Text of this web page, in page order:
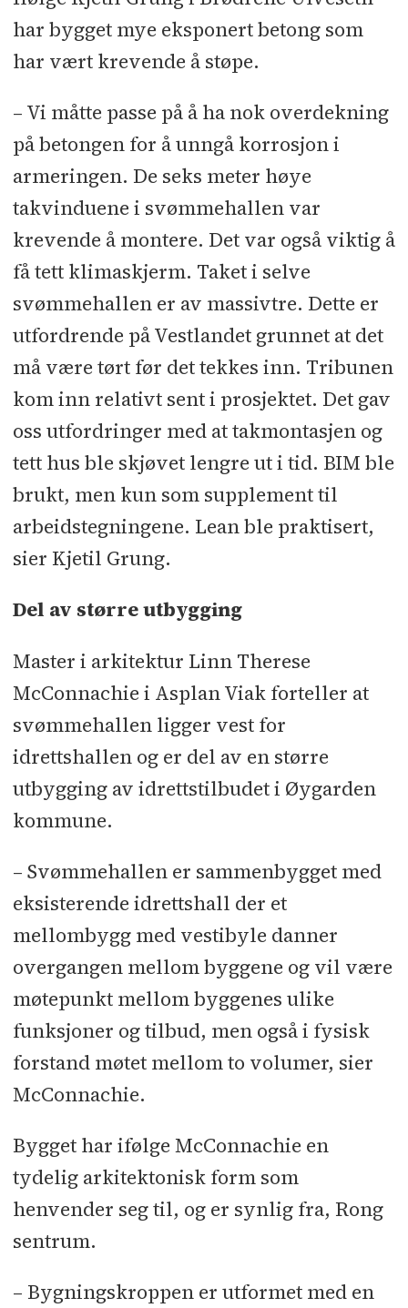
har bygget mye eksponert betong som
har vært krevende å støpe.
– Vi måtte passe på å ha nok overdekning
på betongen for å unngå korrosjon i
armeringen. De seks meter høye
takvinduene i svømmehallen var
krevende å montere. Det var også viktig å
få tett klimaskjerm. Taket i selve
svømmehallen er av massivtre. Dette er
utfordrende på Vestlandet grunnet at det
må være tørt før det tekkes inn. Tribunen
kom inn relativt sent i prosjektet. Det gav
oss utfordringer med at takmontasjen og
tett hus ble skjøvet lengre ut i tid. BIM ble
brukt, men kun som supplement til
arbeidstegningene. Lean ble praktisert,
sier Kjetil Grung.
Del av større utbygging
Master i arkitektur Linn Therese
McConnachie i Asplan Viak forteller at
svømmehallen ligger vest for
idrettshallen og er del av en større
utbygging av idrettstilbudet i Øygarden
kommune.
– Svømmehallen er sammenbygget med
eksisterende idrettshall der et
mellombygg med vestibyle danner
overgangen mellom byggene og vil være
møtepunkt mellom byggenes ulike
funksjoner og tilbud, men også i fysisk
forstand møtet mellom to volumer, sier
McConnachie.
Bygget har ifølge McConnachie en
tydelig arkitektonisk form som
henvender seg til, og er synlig fra, Rong
sentrum.
– Bygningskroppen er utformet med en